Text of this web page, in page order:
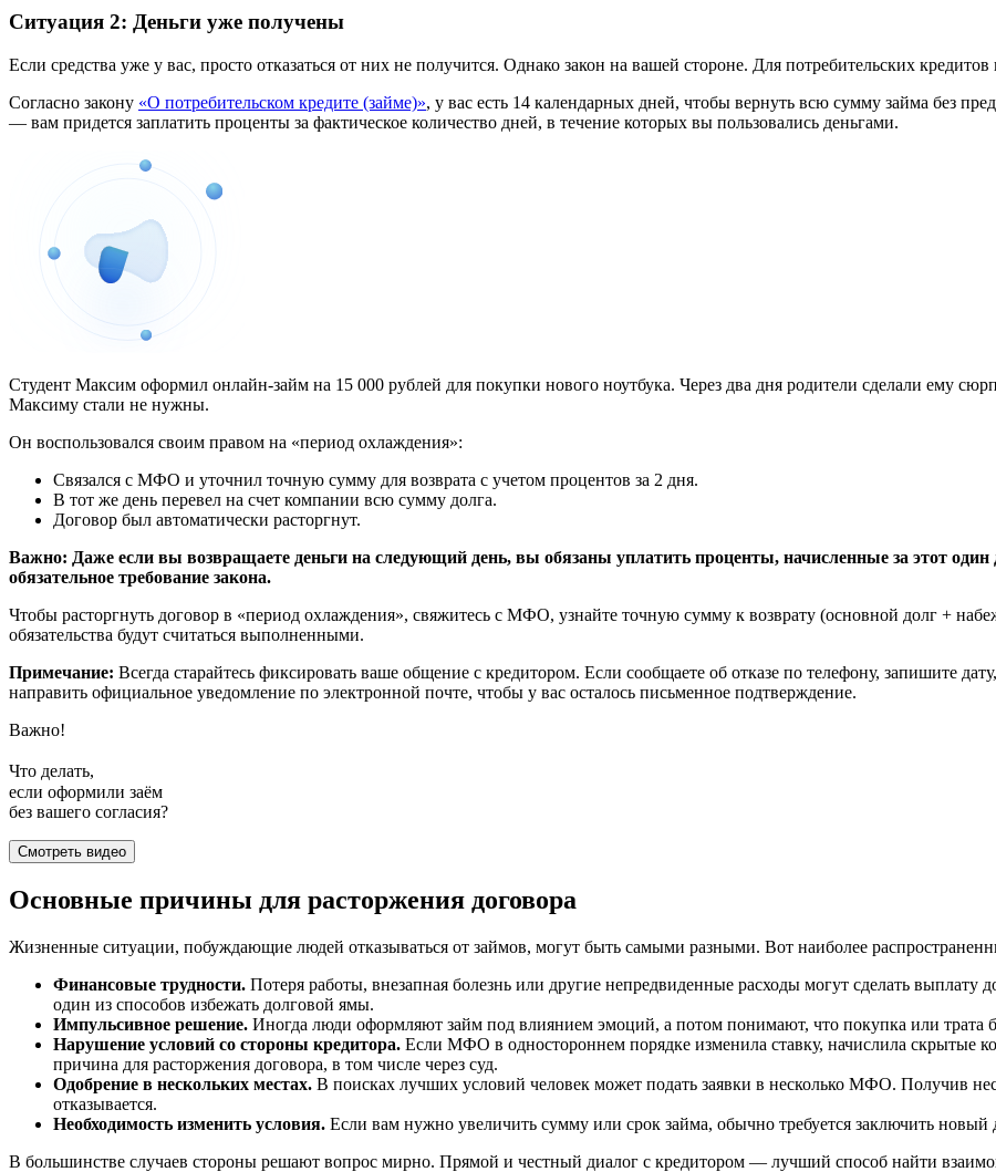
Ситуация 2: Деньги уже получены
Если средства уже у вас, просто отказаться от них не получится. Однако закон на вашей стороне. Для потребительских
Согласно закону «О потребительском кредите (займе)», у вас есть 14 календарных дней, чтобы вернуть всю сумму займа без
— вам придется заплатить проценты за фактическое количество дней, в течение которых вы пользовались деньгами.
Студент Максим оформил онлайн-займ на 15 000 рублей для покупки нового ноутбука. Через два дня родители сделали ему
Максиму стали не нужны.
Он воспользовался своим правом на «период охлаждения»:
Связался с МФО и уточнил точную сумму для возврата с учетом процентов за 2 дня.
В тот же день перевел на счет компании всю сумму долга.
Договор был автоматически расторгнут.
Важно: Даже если вы возвращаете деньги на следующий день, вы обязаны уплатить проценты, начисленные за этот
обязательное требование закона.
Чтобы расторгнуть договор в «период охлаждения», свяжитесь с МФО, узнайте точную сумму к возврату (основной долг +
обязательства будут считаться выполненными.
Примечание: Всегда старайтесь фиксировать ваше общение с кредитором. Если сообщаете об отказе по телефону, запишите
направить официальное уведомление по электронной почте, чтобы у вас осталось письменное подтверждение.
Важно!
Что делать,
если оформили заём
без вашего согласия?
Смотреть видео
Основные причины для расторжения договора
Жизненные ситуации, побуждающие людей отказываться от займов, могут быть самыми разными. Вот наиболее
Финансовые трудности. Потеря работы, внезапная болезнь или другие непредвиденные расходы могут сделать
один из способов избежать долговой ямы.
Импульсивное решение. Иногда люди оформляют займ под влиянием эмоций, а потом понимают, что покупка или трата
Нарушение условий со стороны кредитора. Если МФО в одностороннем порядке изменила ставку, начислила скрытые
причина для расторжения договора, в том числе через суд.
Одобрение в нескольких местах. В поисках лучших условий человек может подать заявки в несколько МФО. Получив
отказывается.
Необходимость изменить условия. Если вам нужно увеличить сумму или срок займа, обычно требуется заключить новый
В большинстве случаев стороны решают вопрос мирно. Прямой и честный диалог с кредитором — лучший способ найти